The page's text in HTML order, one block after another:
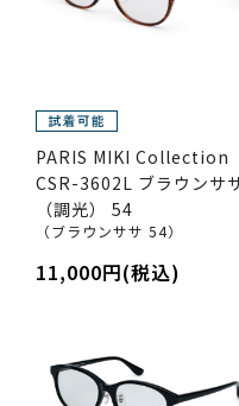
PARIS MIKI Collection
CSR-3602L ブラウンサ
（調光） 54
（ブラウンササ 54）
11,000円(税込)